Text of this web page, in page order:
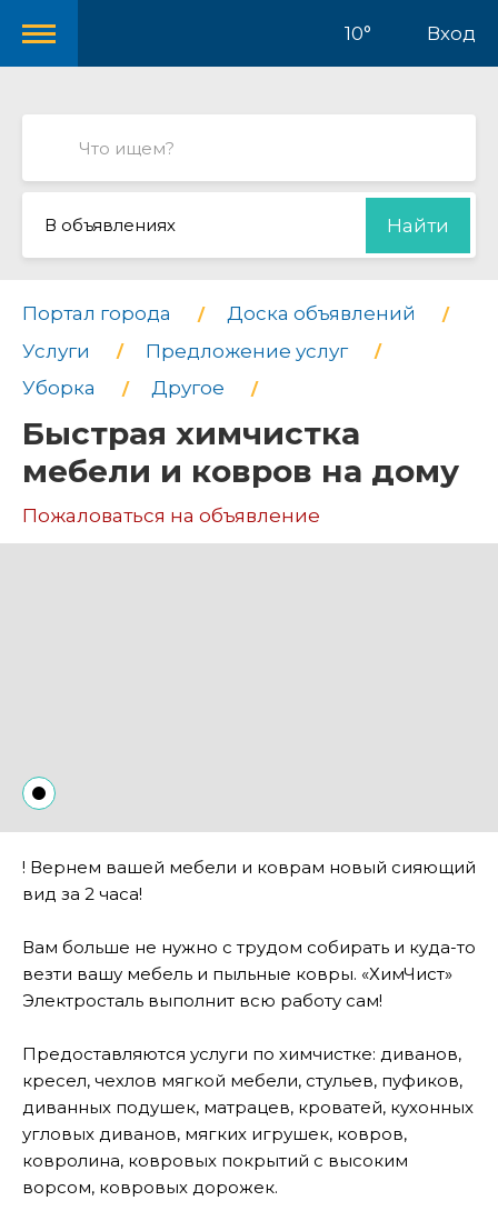
10° Вход
В объявлениях Найти
Портал города
Доска объявлений
Услуги
Предложение услуг
Уборка
Другое
Быстрая химчистка
мебели и ковров на дому
Пожаловаться на объявление
! Вернем вашей мебели и коврам новый сияющий
вид за 2 часа!
Вам больше не нужно с трудом собирать и куда-то
везти вашу мебель и пыльные ковры. «ХимЧист»
Электросталь выполнит всю работу сам!
Предоставляются услуги по химчистке: диванов,
кресел, чехлов мягкой мебели, стульев, пуфиков,
диванных подушек, матрацев, кроватей, кухонных
угловых диванов, мягких игрушек, ковров,
ковролина, ковровых покрытий с высоким
ворсом, ковровых дорожек.